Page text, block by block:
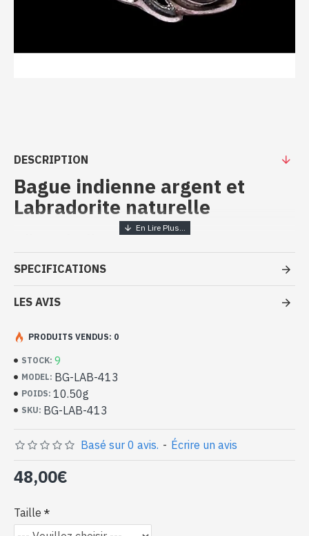
DESCRIPTION
Bague indienne argent et
Labradorite naturelle
Bijoux indiens artisanaux - Bague
argent massif et Labradorite
- Bague en argent véritable 925/1000
- Faite à la main à Jaipur ( INDE )
-Livrée avec un petit sac artisanal
Bague indienne argent et
Labradorites naturelles de diverses
formes (BG-LAB-413)
SPECIFICATIONS
LES AVIS
STOCK: 9
MODEL: BG-LAB-413
POIDS: 10.50g
SKU: BG-LAB-413
PRODUITS VENDUS: 0
Basé sur 0 avis. - Écrire un avis
48,00€
Taille